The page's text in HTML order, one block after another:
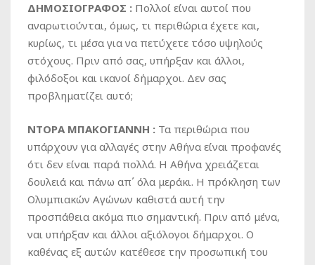
ΔΗΜΟΣΙΟΓΡΑΦΟΣ : Πολλοί είναι αυτοί που
αναρωτιούνται, όμως, τι περιθώρια έχετε και,
κυρίως, τι μέσα για να πετύχετε τόσο υψηλούς
στόχους. Πριν από σας, υπήρξαν και άλλοι,
φιλόδοξοι και ικανοί δήμαρχοι. Δεν σας
προβληματίζει αυτό;
ΝΤΟΡΑ ΜΠΑΚΟΓΙΑΝΝΗ : Τα περιθώρια που
υπάρχουν για αλλαγές στην Αθήνα είναι προφανές
ότι δεν είναι παρά πολλά. Η Αθήνα χρειάζεται
δουλειά και πάνω απ΄ όλα μεράκι. Η πρόκληση των
Ολυμπιακών Αγώνων καθιστά αυτή την
προσπάθεια ακόμα πιο σημαντική. Πριν από μένα,
ναι υπήρξαν και άλλοι αξιόλογοι δήμαρχοι. Ο
καθένας εξ αυτών κατέθεσε την προσωπική του